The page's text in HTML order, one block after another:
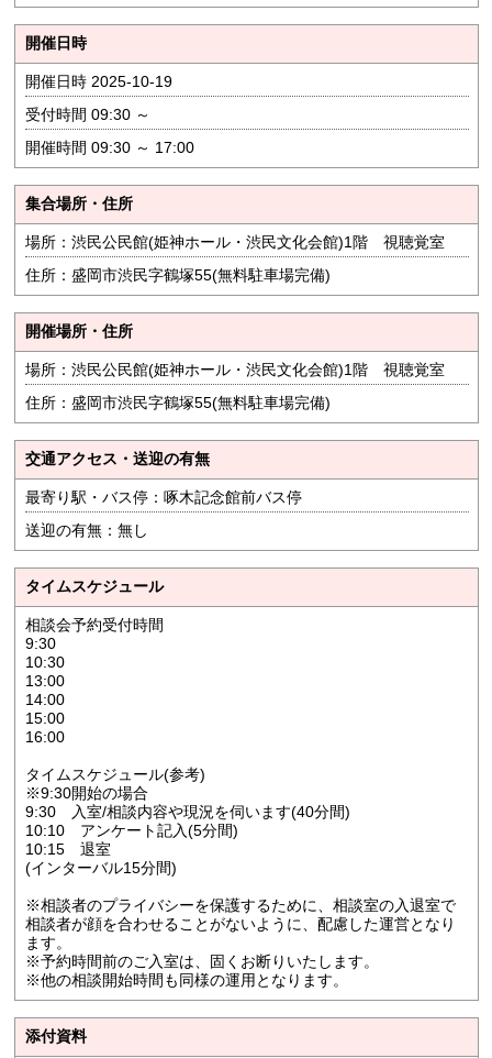
開催日時
開催日時 2025-10-19
受付時間 09:30 ～
開催時間 09:30 ～ 17:00
集合場所・住所
場所：渋民公民館(姫神ホール・渋民文化会館)1階 視聴覚室
住所：盛岡市渋民字鶴塚55(無料駐車場完備)
開催場所・住所
場所：渋民公民館(姫神ホール・渋民文化会館)1階 視聴覚室
住所：盛岡市渋民字鶴塚55(無料駐車場完備)
交通アクセス・送迎の有無
最寄り駅・バス停：啄木記念館前バス停
送迎の有無：無し
タイムスケジュール
相談会予約受付時間
9:30
10:30
13:00
14:00
15:00
16:00
タイムスケジュール(参考)
※9:30開始の場合
9:30 入室/相談内容や現況を伺います(40分間)
10:10 アンケート記入(5分間)
10:15 退室
(インターバル15分間)
※相談者のプライバシーを保護するために、相談室の入退室で
相談者が顔を合わせることがないように、配慮した運営となり
ます。
※予約時間前のご入室は、固くお断りいたします。
※他の相談開始時間も同様の運用となります。
添付資料